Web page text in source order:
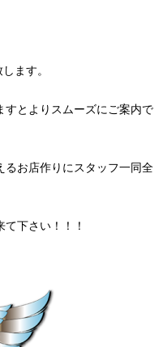
ます。
とよりスムーズにご案内で
るお店作りにスタッフ一同全
下さい！！！